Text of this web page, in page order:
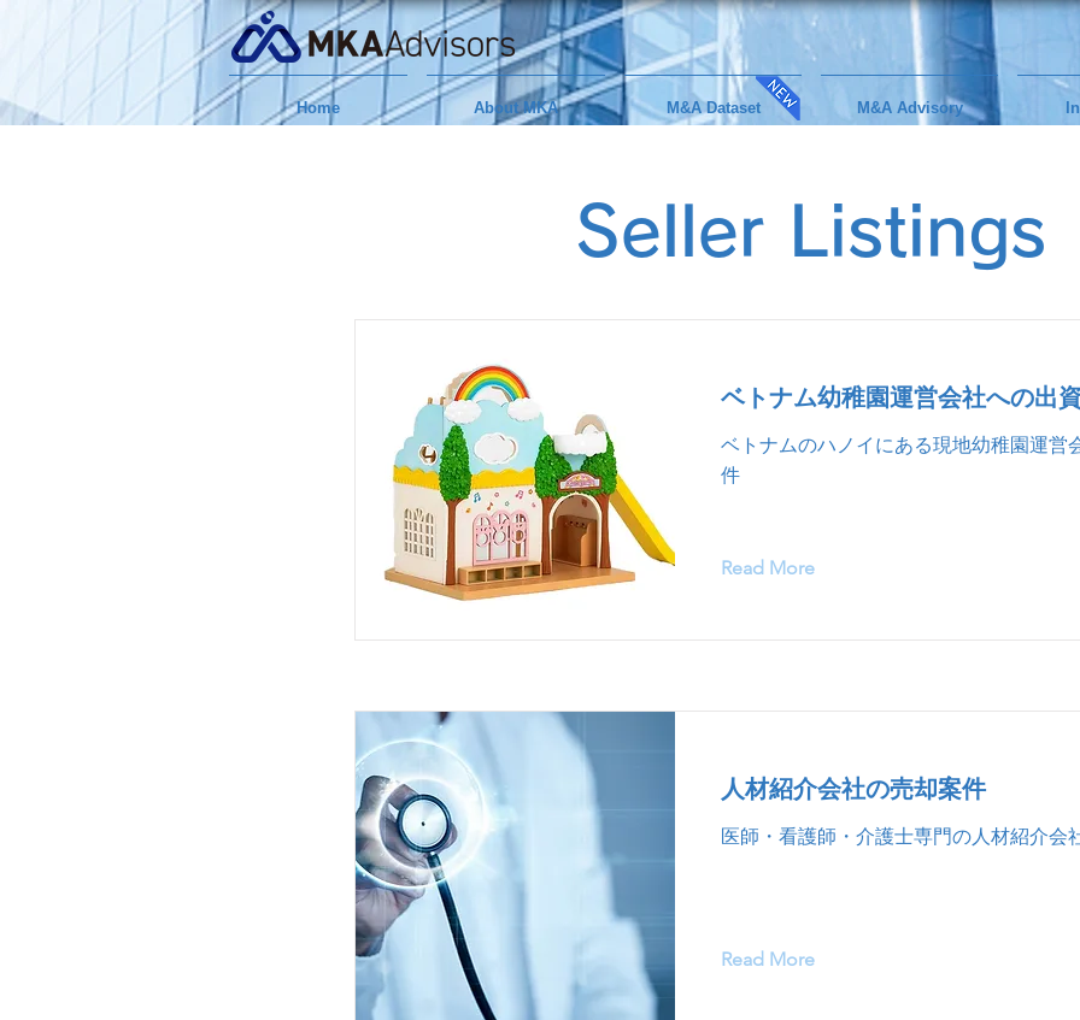
Home About MKA M&A Dataset M&A Advisory
Seller Listings
ベトナム幼稚園運営会社への出
ベトナムのハノイにある現地幼稚園運営
件
Read More
人材紹介会社の売却案件
医師・看護師・介護士専門の人材紹介会
Read More